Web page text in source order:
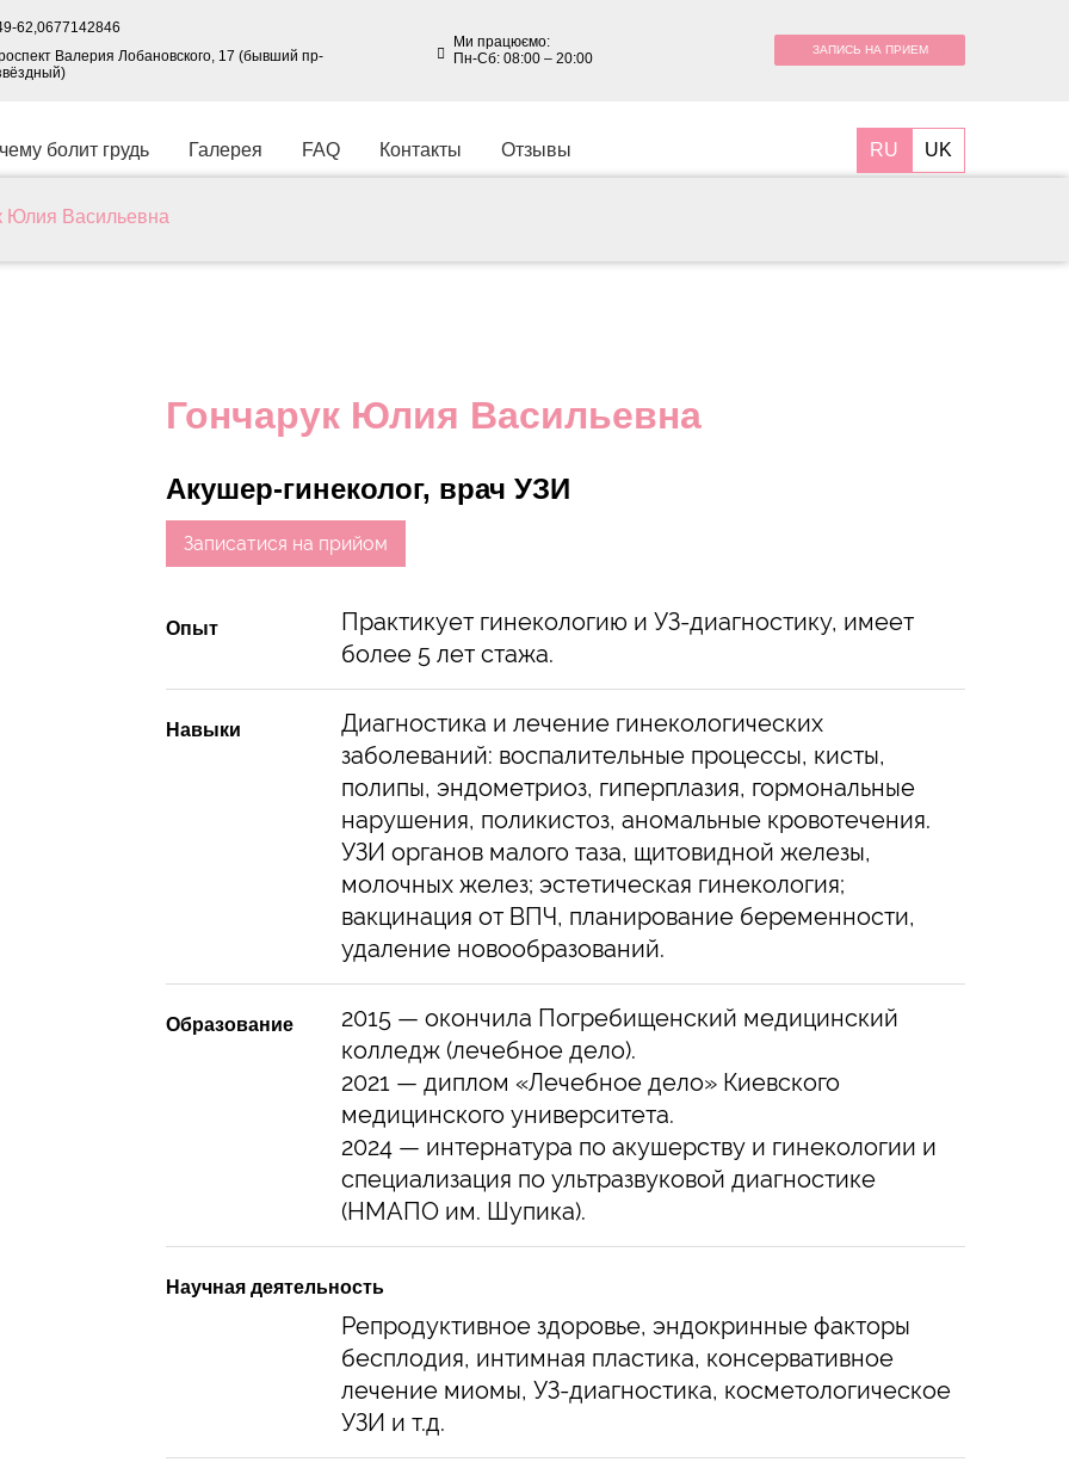
62,0677142846
Валерия Лобановского, 17 (бывший пр-
Ми працюємо:
Пн-Сб: 08:00 – 20:00
ЗАПИСЬ НА ПРИЕМ
болит грудь Галерея FAQ Контакты Отзывы RU UK
Юлия Васильевна
Гончарук Юлия Васильевна
Акушер-гинеколог, врач УЗИ
Записатися на прийом
Опыт
Практикует гинекологию и УЗ-диагностику, имеет
более 5 лет стажа.
Навыки
Диагностика и лечение гинекологических
заболеваний: воспалительные процессы, кисты,
полипы, эндометриоз, гиперплазия, гормональные
нарушения, поликистоз, аномальные кровотечения.
УЗИ органов малого таза, щитовидной железы,
молочных желез; эстетическая гинекология;
вакцинация от ВПЧ, планирование беременности,
удаление новообразований.
Образование
2015 — окончила Погребищенский медицинский
колледж (лечебное дело).
2021 — диплом «Лечебное дело» Киевского
медицинского университета.
2024 — интернатура по акушерству и гинекологии и
специализация по ультразвуковой диагностике
(НМАПО им. Шупика).
Научная деятельность
Репродуктивное здоровье, эндокринные факторы
бесплодия, интимная пластика, консервативное
лечение миомы, УЗ-диагностика, косметологическое
УЗИ и т.д.